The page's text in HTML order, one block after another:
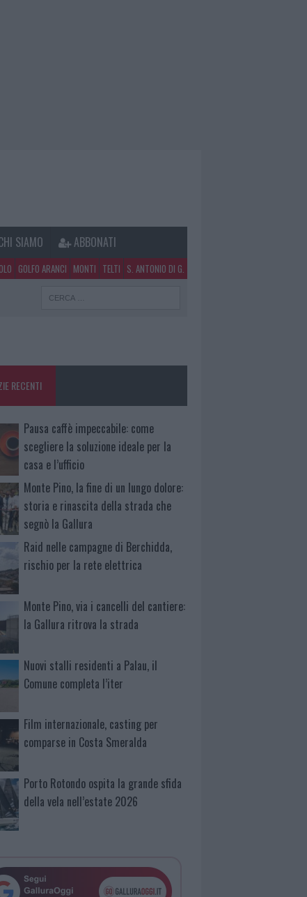
SIAMO ABBONATI
GOLFO ARANCI MONTI TELTI S. ANTONIO DI G.
RECENTI
Pausa caffè impeccabile: come
scegliere la soluzione ideale per la
casa e l’ufficio
Monte Pino, la fine di un lungo dolore:
storia e rinascita della strada che
segnò la Gallura
Raid nelle campagne di Berchidda,
rischio per la rete elettrica
Monte Pino, via i cancelli del cantiere:
la Gallura ritrova la strada
Nuovi stalli residenti a Palau, il
Comune completa l’iter
Film internazionale, casting per
comparse in Costa Smeralda
Porto Rotondo ospita la grande sfida
della vela nell’estate 2026